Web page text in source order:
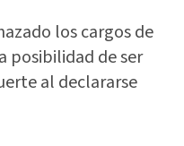
los cargos de
posibilidad de ser
al declararse